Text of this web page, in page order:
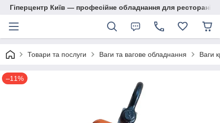
Гіперцентр Київ — професійне обладнання для ресторанів,
Товари та послуги Ваги та вагове обладнання Ваги
–11%